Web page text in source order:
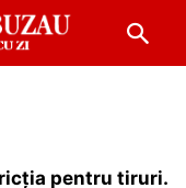
pentru tiruri.